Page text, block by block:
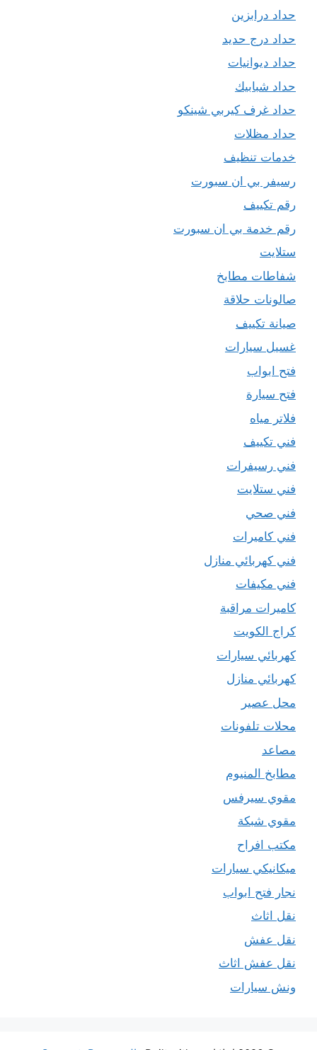
حداد درابزين
حداد درج حديد
حداد ديوانيات
حداد شبابيك
حداد غرف كيربي شينكو
حداد مظلات
خدمات تنظيف
رسيفر بي ان سبورت
رقم تكييف
رقم خدمة بي ان سبورت
ستلايت
شفاطات مطابخ
صالونات حلاقة
صيانة تكييف
غسيل سيارات
فتح ابواب
فتح سيارة
فلاتر مياه
فني تكييف
فني رسيفرات
فني ستلايت
فني صحي
فني كاميرات
فني كهربائي منازل
فني مكيفات
كاميرات مراقبة
كراج الكويت
كهربائي سيارات
كهربائي منازل
محل عصير
محلات تلفونات
مصاعد
مطابخ المنيوم
مقوي سيرفس
مقوي شبكة
مكتب افراح
ميكانيكي سيارات
نجار فتح ابواب
نقل اثاث
نقل عفش
نقل عفش اثاث
ونش سيارات